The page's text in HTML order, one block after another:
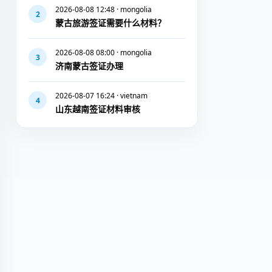
2 2026-08-08 12:48 · mongolia
蒙古旅游签证需要什么材料？
3 2026-08-08 08:00 · mongolia
济南蒙古签证办理
4 2026-08-07 16:24 · vietnam
山东越南签证材料审核